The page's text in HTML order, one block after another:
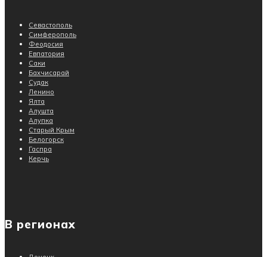
Севастополь
Симферополь
Феодосия
Евпатория
Саки
Бахчисарай
Судак
Ленино
Ялта
Алушта
Алупка
Старый Крым
Белогорск
Гаспра
Керчь
В регионах